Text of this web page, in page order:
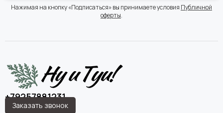
Нажимая на кнопку «Подписаться» вы принимаете условия Публичной
оферты.
+79257881231
Заказать звонок